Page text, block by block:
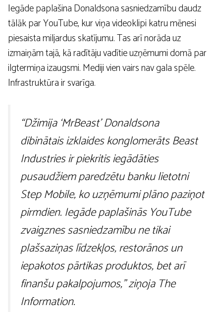
Iegāde paplašina Donaldsona sasniedzamību daudz
tālāk par YouTube, kur viņa videoklipi katru mēnesi
piesaista miljardus skatījumu. Tas arī norāda uz
izmaiņām tajā, kā radītāju vadītie uzņēmumi domā par
ilgtermiņa izaugsmi. Mediji vien vairs nav gala spēle.
Infrastruktūra ir svarīga.
“Džimija ‘MrBeast’ Donaldsona
dibinātais izklaides konglomerāts Beast
Industries ir piekritis iegādāties
pusaudžiem paredzētu banku lietotni
Step Mobile, ko uzņēmumi plāno paziņot
pirmdien. Iegāde paplašinās YouTube
zvaigznes sasniedzamību ne tikai
plašsaziņas līdzekļos, restorānos un
iepakotos pārtikas produktos, bet arī
finanšu pakalpojumos,” ziņoja The
Information.